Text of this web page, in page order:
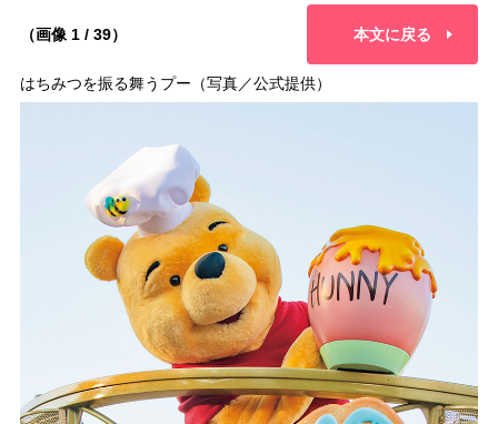
（画像 1 / 39） 本文に戻る
はちみつを振る舞うプー（写真／公式提供）